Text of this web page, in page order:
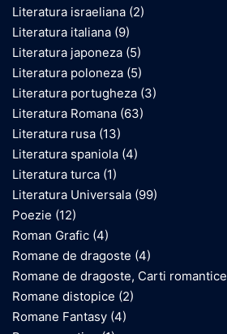
Literatura israeliana (2)
Literatura italiana (9)
Literatura japoneza (5)
Literatura poloneza (5)
Literatura portugheza (3)
Literatura Romana (63)
Literatura rusa (13)
Literatura spaniola (4)
Literatura turca (1)
Literatura Universala (99)
Poezie (12)
Roman Grafic (4)
Romane de dragoste (4)
Romane de dragoste, Carti romantice
Romane distopice (2)
Romane Fantasy (4)